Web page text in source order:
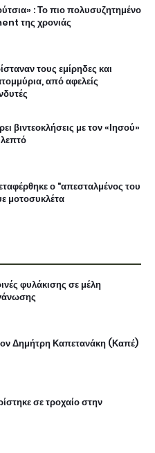
: Το πιο πολυσυζητημένο
της χρονιάς
τους εμίρηδες και
από αφελείς
βιντεοκλήσεις με τον «Ιησού»
ο "απεσταλμένος του
μοτοσυκλέτα
φυλάκισης σε μέλη
Δημήτρη Καπετανάκη (Καπέ)
σε τροχαίο στην